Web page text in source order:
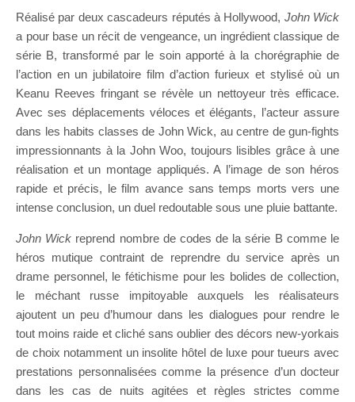
Réalisé par deux cascadeurs réputés à Hollywood, John Wick
a pour base un récit de vengeance, un ingrédient classique de
série B, transformé par le soin apporté à la chorégraphie de
l’action en un jubilatoire film d’action furieux et stylisé où un
Keanu Reeves fringant se révèle un nettoyeur très efficace.
Avec ses déplacements véloces et élégants, l’acteur assure
dans les habits classes de John Wick, au centre de gun-fights
impressionnants à la John Woo, toujours lisibles grâce à une
réalisation et un montage appliqués. A l’image de son héros
rapide et précis, le film avance sans temps morts vers une
intense conclusion, un duel redoutable sous une pluie battante.
John Wick reprend nombre de codes de la série B comme le
héros mutique contraint de reprendre du service après un
drame personnel, le fétichisme pour les bolides de collection,
le méchant russe impitoyable auxquels les réalisateurs
ajoutent un peu d’humour dans les dialogues pour rendre le
tout moins raide et cliché sans oublier des décors new-yorkais
de choix notamment un insolite hôtel de luxe pour tueurs avec
prestations personnalisées comme la présence d’un docteur
dans les cas de nuits agitées et règles strictes comme